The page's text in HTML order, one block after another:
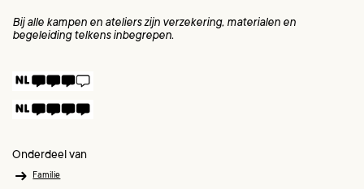
Bij alle kampen en ateliers zijn verzekering, materialen en
begeleiding telkens inbegrepen.
Onderdeel van
Familie